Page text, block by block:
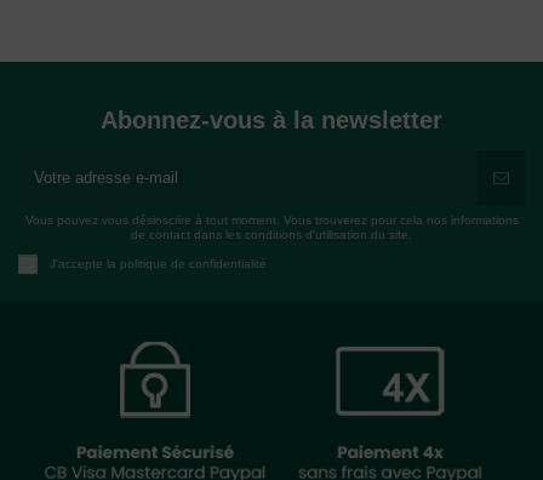
Abonnez-vous à la newsletter
Vous pouvez vous désinscrire à tout moment. Vous trouverez pour cela nos informations
de contact dans les conditions d'utilisation du site.
J'accepte la politique de confidentialité